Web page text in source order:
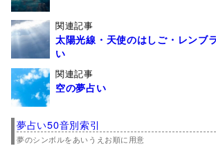
関連記事
太陽光線・天使のはしご・レンブ
い
関連記事
空の夢占い
夢占い50音別索引
夢のシンボルをあいうえお順に用意